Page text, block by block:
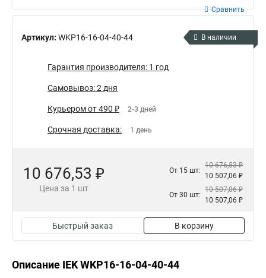
Артикул: WKP16-16-04-40-44
Сравнить
В наличии
Гарантия производителя: 1 год
Самовывоз: 2 дня
Курьером от 490 ₽ 2-3 дней
Срочная доставка: 1 день
10 676,53 ₽
Цена за 1 шт
От 15 шт:
10 676,53 ₽
10 507,06 ₽
От 30 шт:
10 507,06 ₽
10 507,06 ₽
Быстрый заказ В корзину
Описание IEK WKP16-16-04-40-44